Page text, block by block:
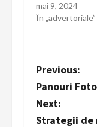
mai 9, 2024
În „advertoriale”
P
o
Previous:
Panouri
Next:
Strategii de